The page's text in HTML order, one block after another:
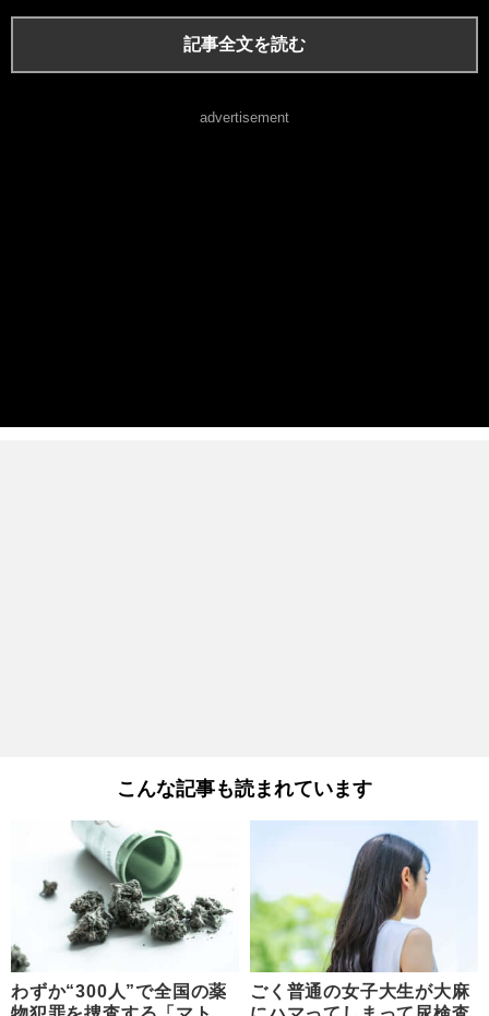
記事全文を読む
advertisement
こんな記事も読まれています
わずか“300人”で全国の薬
ごく普通の女子大生が大麻